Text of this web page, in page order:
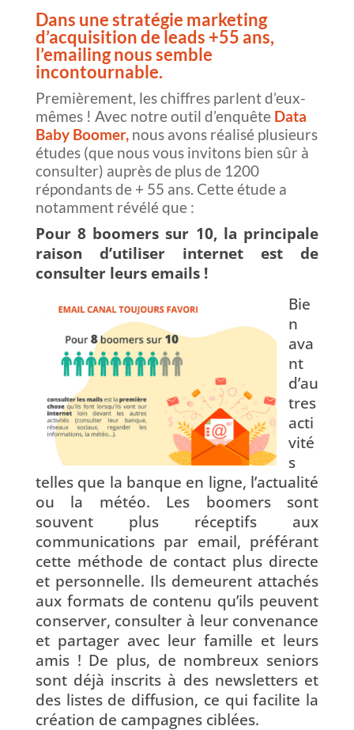
Dans une stratégie marketing
d’acquisition de leads +55 ans,
l’emailing nous semble
incontournable.
Premièrement, les chiffres parlent d’eux-
mêmes ! Avec notre outil d’enquête Data
Baby Boomer,nous avons réalisé plusieurs
études (que nous vous invitons bien sûr à
consulter) auprès de plus de 1200
répondants de + 55 ans. Cette étude a
notamment révélé que :
Pour 8 boomers sur 10, la principale
raison d’utiliser internet est de
consulter leurs emails !
Bie
n
ava
nt
d’au
tres
acti
vité
s
telles que la banque en ligne, l’actualité
ou la météo. Les boomers sont
souvent plus réceptifs aux
communications par email, préférant
cette méthode de contact plus directe
et personnelle. Ils demeurent attachés
aux formats de contenu qu’ils peuvent
conserver, consulter à leur convenance
et partager avec leur famille et leurs
amis ! De plus, de nombreux seniors
sont déjà inscrits à des newsletters et
des listes de diffusion, ce qui facilite la
création de campagnes ciblées.